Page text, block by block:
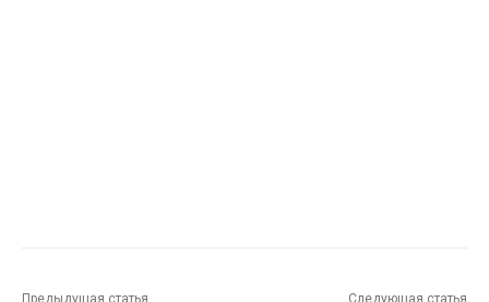
Предыдущая статья Следующая статья